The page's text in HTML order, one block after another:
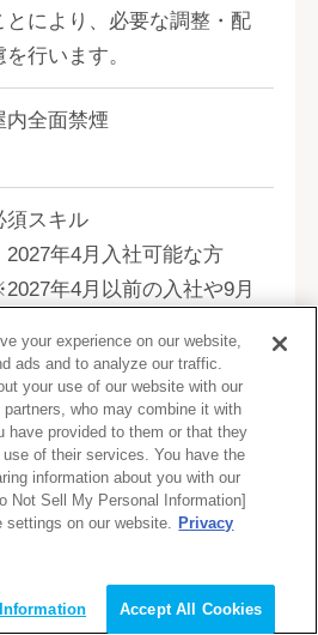
とにより、必要な調整・配
を行います。
内全面禁煙
須スキル
2027年4月入社可能な方
年4月以前の入社や9月
迎スキル
下のご経験を持った方が活
される傾向があります。
社会課題に対して課題感・
和感を持って、調べたりア
る方
your experience on our website,
ads and to analyze our traffic.
your use of our website with our
who may combine it with
have provided to them or that they
of their services. You have the
information about you with our
Not Sell My Personal Information]
on our website. Privacy
Accept All Cookies